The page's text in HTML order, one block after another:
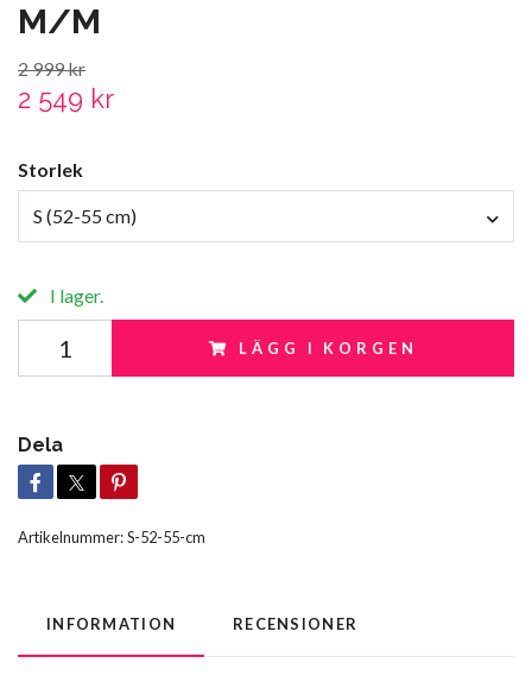
M/M
2 999 kr
2 549 kr
Storlek
S (52-55 cm)
I lager.
LÄGG I KORGEN
Dela
Artikelnummer:S-52-55-cm
INFORMATION RECENSIONER